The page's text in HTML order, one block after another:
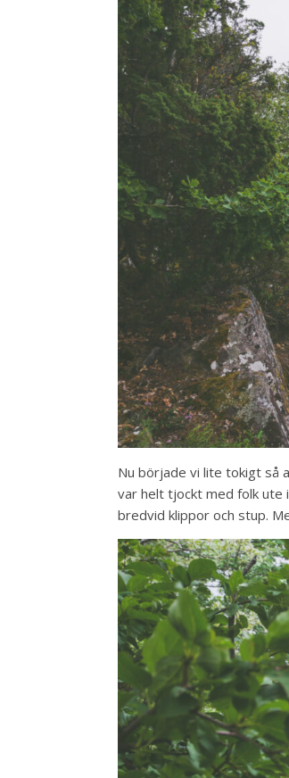
Nu började vi lite tokigt så
var helt tjockt med folk ute
bredvid klippor och stup.